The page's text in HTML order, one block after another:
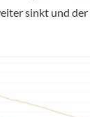
sinkt und